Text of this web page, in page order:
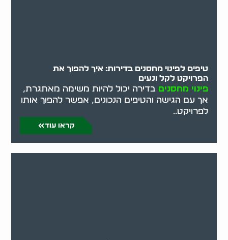
טיפים לפינוי מחסנים בדירות: איך להפוך את
הפרויקט לקל ונעים
פינוי מחסנים בדירה יכול להיות משימה מאתגרת,
אך עם הגישה והטיפים הנכונים, אפשר להפוך אותו
לפרויקט..
קראו עוד